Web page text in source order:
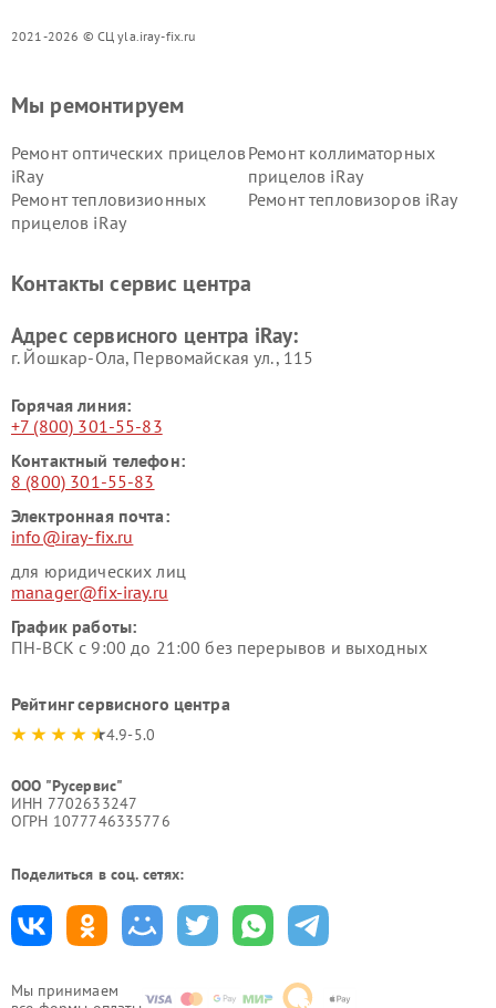
2021-2026 © СЦ yla.iray-fix.ru
Мы принимаем
Мы ремонтируем
Ремонт оптических прицелов
iRay
Ремонт коллиматорных
прицелов iRay
Ремонт тепловизионных
прицелов iRay
Ремонт тепловизоров iRay
Контакты сервис центра
Адрес сервисного центра iRay:
г. Йошкар-Ола, Первомайская ул., 115
Горячая линия:
+7 (800) 301-55-83
Контактный телефон:
8 (800) 301-55-83
Электронная почта:
info@iray-fix.ru
для юридических лиц
manager@fix-iray.ru
График работы:
ПН-ВСК с 9:00 до 21:00 без перерывов и выходных
Рейтинг сервисного центра
4.9-5.0
ООО "Русервис"
ИНН 7702633247
ОГРН 1077746335776
Поделиться в соц. сетях: